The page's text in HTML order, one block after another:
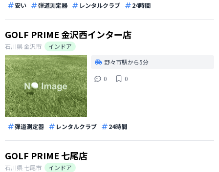
安い 弾道測定器 レンタルクラブ 24時間
GOLF PRIME 金沢西インター店
石川県金沢市
インドア
野々市駅から5分
0
0
弾道測定器 レンタルクラブ 24時間
GOLF PRIME 七尾店
石川県七尾市
インドア